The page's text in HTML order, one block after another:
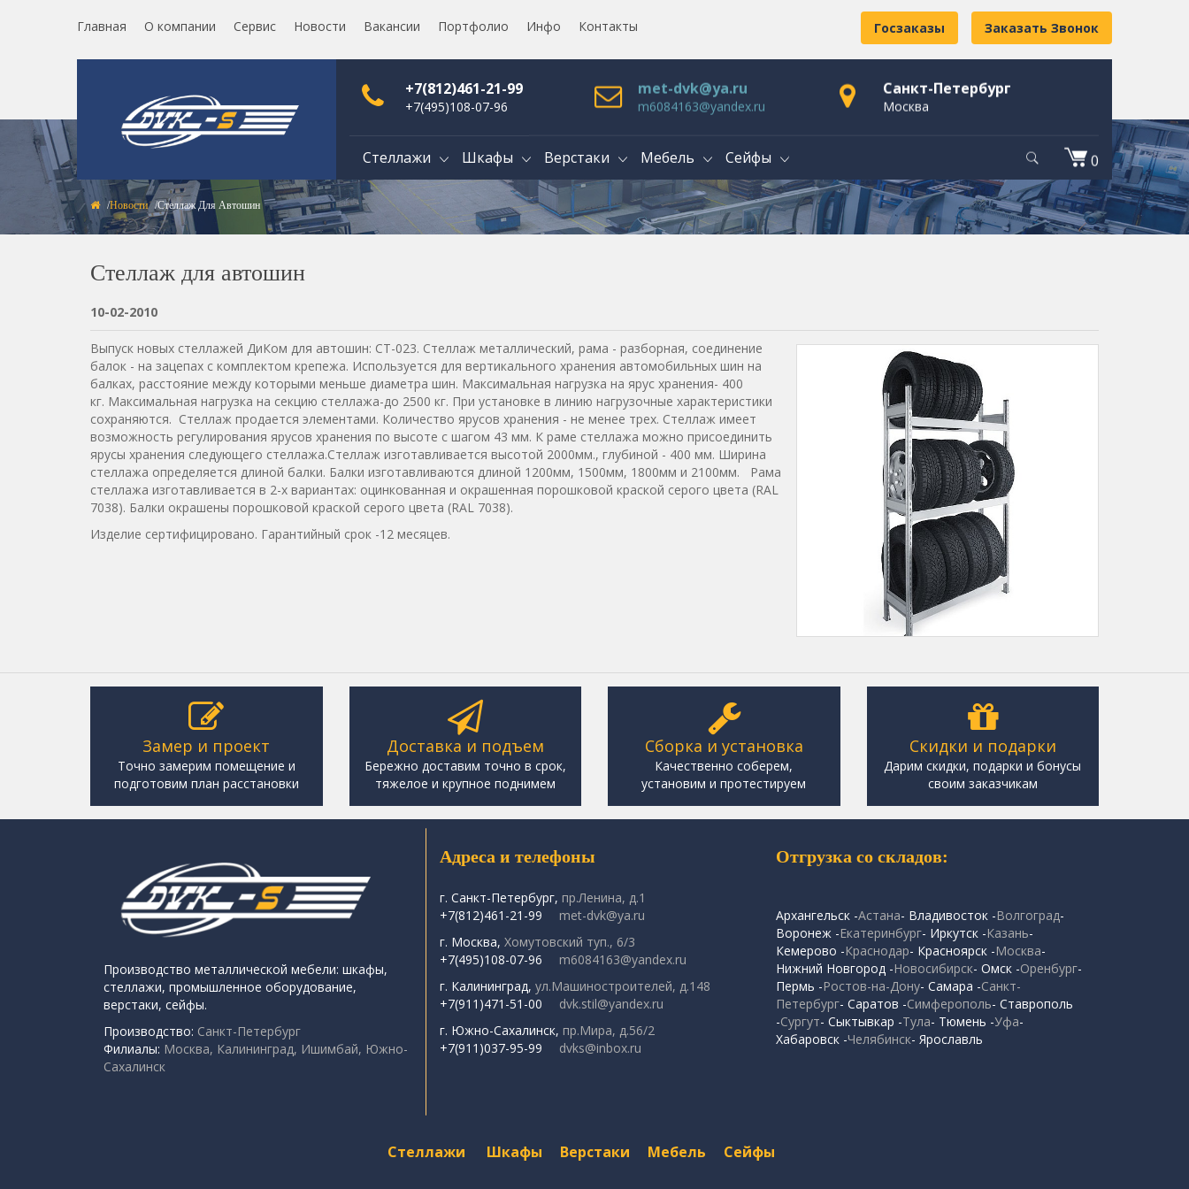
Главная О компании Сервис Новости Вакансии Портфолио Инфо Контакты Заказать Звонок
Госзаказы
+7(812)461-21-99
+7(495)108-07-96
met-dvk@ya.ru
m6084163@yandex.ru
Санкт-Петербург
Москва
Стеллажи Шкафы Верстаки Мебель Сейфы 0
Новости Стеллаж Для Автошин
Стеллаж для автошин
10-02-2010
Выпуск новых стеллажей ДиКом для автошин: СТ-023. Стеллаж металлический, рама - разборная, соединение
балок - на зацепах с комплектом крепежа. Используется для вертикального хранения автомобильных шин на
балках, расcтояние между которыми меньше диаметра шин. Максимальная нагрузка на ярус хранения- 400
кг. Максимальная нагрузка на секцию стеллажа-до 2500 кг. При установке в линию нагрузочные характеристики
сохраняются. Стеллаж продается элементами. Количество ярусов хранения - не менее трех. Стеллаж имеет
возможность регулирования ярусов хранения по высоте с шагом 43 мм. К раме стеллажа можно присоединить
ярусы хранения следующего стеллажа.Стеллаж изготавливается высотой 2000мм., глубиной - 400 мм. Ширина
стеллажа определяется длиной балки. Балки изготавливаются длиной 1200мм, 1500мм, 1800мм и 2100мм. Рама
стеллажа изготавливается в 2-х вариантах: оцинкованная и окрашенная порошковой краской серого цвета (RAL
7038). Балки окрашены порошковой краской серого цвета (RAL 7038).
Изделие сертифицировано. Гарантийный срок -12 месяцев.
Замер и проект
Точно замерим помещение и
подготовим план расстановки
Доставка и подъем
Бережно доставим точно в срок,
тяжелое и крупное поднимем
Сборка и установка
Качественно соберем,
установим и протестируем
Скидки и подарки
Дарим скидки, подарки и бонусы
своим заказчикам
Производство металлической мебели: шкафы,
стеллажи, промышленное оборудование,
верстаки, сейфы.
Производство: Санкт-Петербург
Филиалы: Москва, Калининград, Ишимбай, Южно-
Сахалинск
Адреса и телефоны
г. Санкт-Петербург, пр.Ленина, д.1
+7(812)461-21-99
met-dvk@ya.ru
г. Москва, Хомутовский туп., 6/3
+7(495)108-07-96
m6084163@yandex.ru
г. Калининград, ул.Машиностроителей, д.148
+7(911)471-51-00
dvk.stil@yandex.ru
г. Южно-Сахалинск, пр.Мира, д.56/2
+7(911)037-95-99
dvks@inbox.ru
Отгрузка со складов:
Архангельск -Астана- Владивосток -Волгоград-
Воронеж -Екатеринбург- Иркутск -Казань-
Кемерово -Краснодар- Красноярск -Москва-
Нижний Новгород -Новосибирск- Омск -Оренбург-
Пермь -Ростов-на-Дону- Самара -Санкт-
Петербург- Саратов -Симферополь- Ставрополь
-Сургут- Сыктывкар -Тула- Тюмень -Уфа-
Хабаровск -Челябинск- Ярославль
Стеллажи Шкафы Верстаки Мебель Сейфы